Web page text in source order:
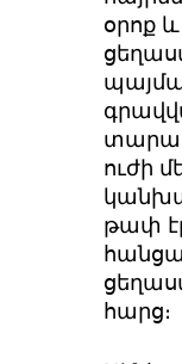
օրոք
ուժի
թափ
հարց։